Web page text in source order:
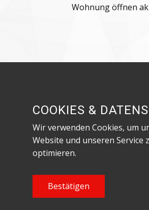
Wohnung öffnen
der Pegnitz, 2023
Datenschutzerklärung &
COOKIES &
Wir verwenden Cookies, um
Website und unseren Service
optimieren.
Bestätigen